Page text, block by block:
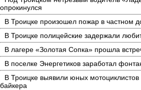
опрокинулся
В Троицке произошел пожар в частном
В Троицке полицейские задержали
В лагере «Золотая Сопка» прошла
В поселке Энергетиков заработал
В Троицке выявили юных мотоциклистов
байкера